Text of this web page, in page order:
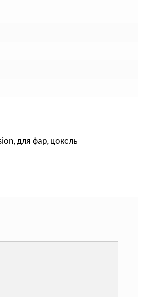
для фар, цоколь